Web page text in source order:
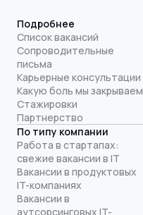
Подробнее
Список вакансий
Сопроводительные
письма
Карьерные консультации
Какую боль мы закрываем
Стажировки
Партнерство
По типу компании
Работа в стартапах:
свежие вакансии в IT
Вакансии в продуктовых
IT-компаниях
Вакансии в
аутсорсинговых IT-